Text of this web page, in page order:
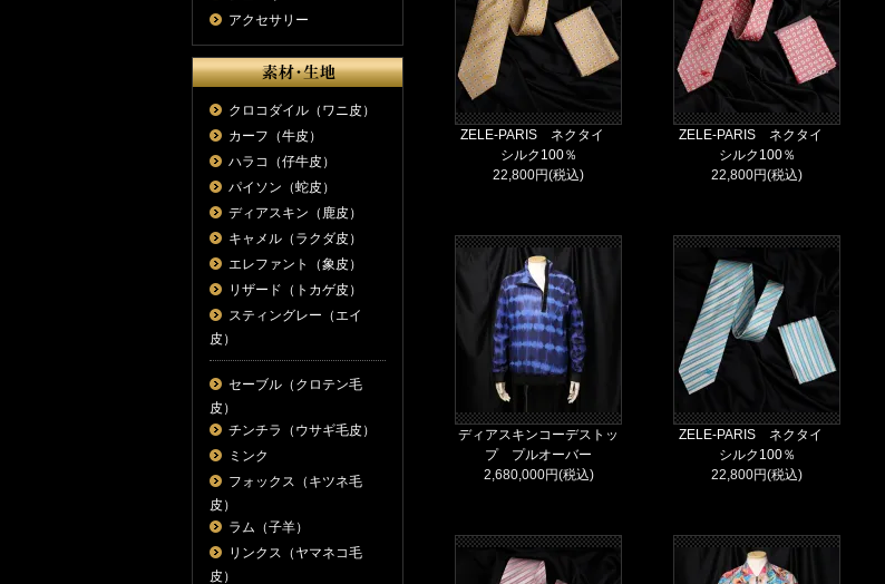
ZELE-PARIS ネクタイ
シルク100％
22,800円(税込)
ZELE-PARIS ネクタイ
シルク100％
22,800円(税込)
ディアスキンコーデストッ
プ プルオーバー
2,680,000円(税込)
ZELE-PARIS ネクタイ
シルク100％
22,800円(税込)
アクセサリー
クロコダイル（ワニ皮）
カーフ（牛皮）
ハラコ（仔牛皮）
パイソン（蛇皮）
ディアスキン（鹿皮）
キャメル（ラクダ皮）
エレファント（象皮）
リザード（トカゲ皮）
スティングレー（エイ
皮）
セーブル（クロテン毛
皮）
チンチラ（ウサギ毛皮）
ミンク
フォックス（キツネ毛
皮）
ラム（子羊）
リンクス（ヤマネコ毛
皮）